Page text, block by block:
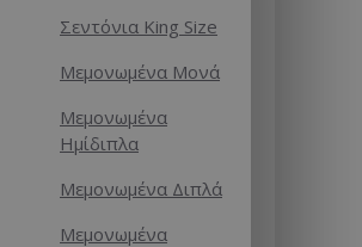
Σεντόνια King Size
Μεμονωμένα Μονά
Μεμονωμένα
Ημίδιπλα
Μεμονωμένα Διπλά
Μεμονωμένα